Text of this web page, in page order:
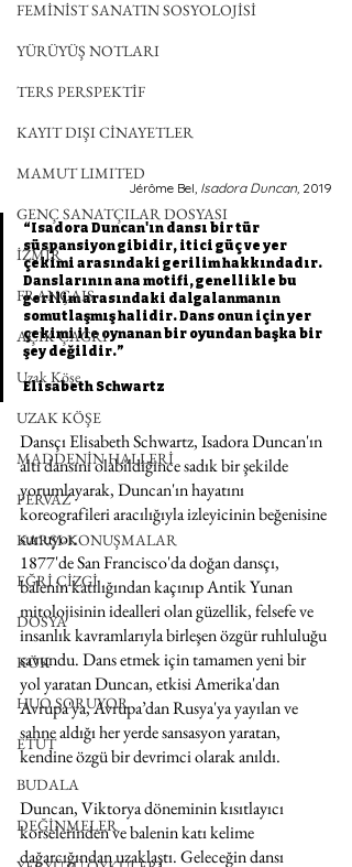
FEMİNİST SANATIN SOSYOLOJİSİ
YÜRÜYÜŞ NOTLARI
TERS PERSPEKTİF
KAYIT DIŞI CİNAYETLER
MAMUT LIMITED
GENÇ SANATÇILAR DOSYASI
İZMİR
FRANÇAIS
AÇIK ÇAĞRI
Uzak Köşe
UZAK KÖŞE
MADDENİN HALLERİ
PERVAZ
KARŞI-KONUŞMALAR
EĞRİ ÇİZGİ
DOSYA
KÖK
HUO SORUYOR
ETÜT
BUDALA
DEĞİNMELER
Jérôme Bel, Isadora Duncan, 2019
“Isadora Duncan'ın dansı bir tür
süspansiyon gibidir, itici güç ve yer
çekimi arasındaki gerilim hakkındadır.
Danslarının ana motifi, genellikle bu
gerilim arasındaki dalgalanmanın
somutlaşmış halidir. Dans onun için yer
çekimi ile oynanan bir oyundan başka bir
şey değildir.”
Elisabeth Schwartz
Dansçı Elisabeth Schwartz, Isadora Duncan'ın
altı dansını olabildiğince sadık bir şekilde
yorumlayarak, Duncan'ın hayatını
koreografileri aracılığıyla izleyicinin beğenisine
sunuyor.
1877'de San Francisco'da doğan dansçı,
balenin katılığından kaçınıp Antik Yunan
mitolojisinin idealleri olan güzellik, felsefe ve
insanlık kavramlarıyla birleşen özgür ruhluluğu
savundu. Dans etmek için tamamen yeni bir
yol yaratan Duncan, etkisi Amerika'dan
Avrupa'ya, Avrupa’dan Rusya'ya yayılan ve
sahne aldığı her yerde sansasyon yaratan,
kendine özgü bir devrimci olarak anıldı.
Duncan, Viktorya döneminin kısıtlayıcı
korselerinden ve balenin katı kelime
dağarcığından uzaklaştı. Geleceğin dansı